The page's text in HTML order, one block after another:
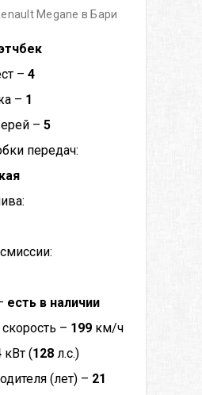
Megane в Бари
– 4
– 1
– 5
передач:
есть в наличии
– 199 км/ч
кВт (128л.с.)
(лет) – 21